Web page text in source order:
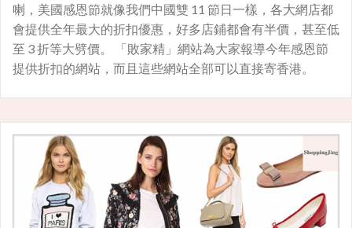
喇，美國感恩節就像我們中國雙 11 節日一樣，各大網店都
會提供全年最大的折扣優惠，好多店鋪都會有半價，甚至低
至 3 折等大劈價。 「敗家精」網站為大家報導今年感恩節
提供折扣的網站，而且這些網站全部可以直接寄香港。